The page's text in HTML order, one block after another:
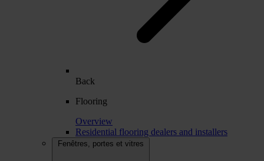
Back
Flooring
Overview
Residential flooring dealers and installers
Fenêtres, portes et vitres